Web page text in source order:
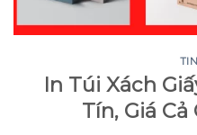
In Túi Xách
Tín, Giá